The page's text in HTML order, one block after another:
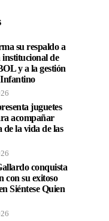
su respaldo a
institucional de
y a la gestión
juguetes
acompañar
de la vida de las
conquista
con su exitoso
Siéntese Quien